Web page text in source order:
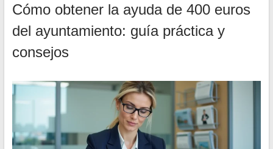
Cómo obtener la ayuda de 400 euros
del ayuntamiento: guía práctica y
consejos